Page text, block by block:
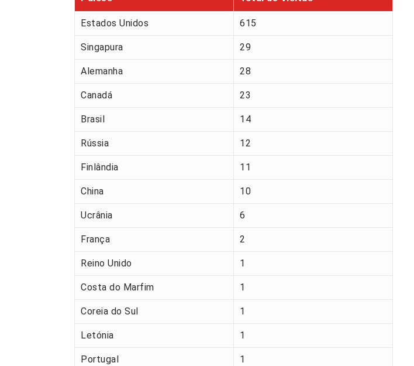
Estados Unidos 615
Singapura 29
Alemanha 28
Canadá 23
Brasil 14
Rússia 12
Finlândia 11
China 10
Ucrânia 6
França 2
Reino Unido 1
Costa do Marfim 1
Coreia do Sul 1
Letónia 1
Portugal 1